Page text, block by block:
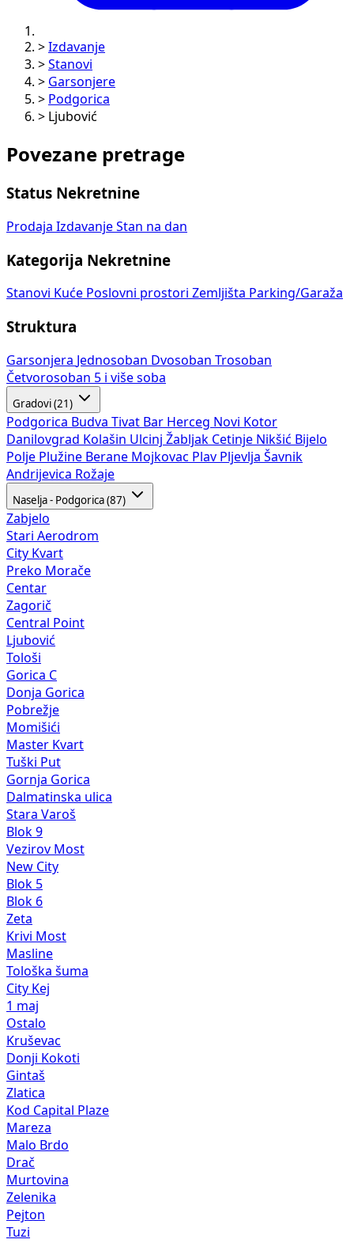
> Izdavanje
> Stanovi
> Garsonjere
> Podgorica
> Ljubović
Povezane pretrage
Status Nekretnine
Prodaja Izdavanje Stan na dan
Kategorija Nekretnine
Stanovi Kuće Poslovni prostori Zemljišta Parking/Garaža
Struktura
Garsonjera Jednosoban Dvosoban Trosoban
Četvorosoban 5 i više soba
Gradovi (21)
Podgorica Budva Tivat Bar Herceg Novi Kotor
Danilovgrad Kolašin Ulcinj Žabljak Cetinje Nikšić Bijelo
Polje Plužine Berane Mojkovac Plav Pljevlja Šavnik
Andrijevica Rožaje
Naselja - Podgorica (87)
Zabjelo
Stari Aerodrom
City Kvart
Preko Morače
Centar
Zagorič
Central Point
Ljubović
Tološi
Gorica C
Donja Gorica
Pobrežje
Momišići
Master Kvart
Tuški Put
Gornja Gorica
Dalmatinska ulica
Stara Varoš
Blok 9
Vezirov Most
New City
Blok 5
Blok 6
Zeta
Krivi Most
Masline
Tološka šuma
City Kej
1 maj
Ostalo
Kruševac
Donji Kokoti
Gintaš
Zlatica
Kod Capital Plaze
Mareza
Malo Brdo
Drač
Murtovina
Zelenika
Pejton
Tuzi